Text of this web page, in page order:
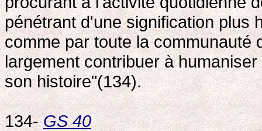
pénétrant d'une signification plus
comme par toute la communauté
largement contribuer à
son histoire"(134).
134-GS 40